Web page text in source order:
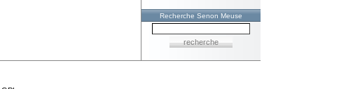
Recherche Senon Meuse